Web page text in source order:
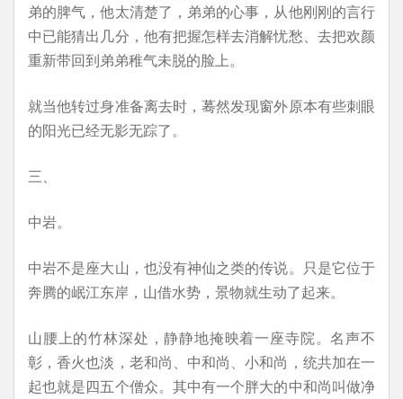
弟的脾气，他太清楚了，弟弟的心事，从他刚刚的言行
中已能猜出几分，他有把握怎样去消解忧愁、去把欢颜
重新带回到弟弟稚气未脱的脸上。
就当他转过身准备离去时，蓦然发现窗外原本有些刺眼
的阳光已经无影无踪了。
三、
中岩。
中岩不是座大山，也没有神仙之类的传说。只是它位于
奔腾的岷江东岸，山借水势，景物就生动了起来。
山腰上的竹林深处，静静地掩映着一座寺院。名声不
彰，香火也淡，老和尚、中和尚、小和尚，统共加在一
起也就是四五个僧众。其中有一个胖大的中和尚叫做净